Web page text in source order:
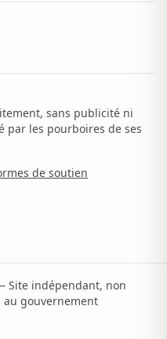
sans publicité ni
par les pourboires de ses
de soutien
Site indépendant, non
au gouvernement